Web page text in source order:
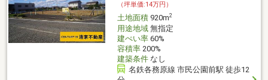
（坪単価:14万円）
土地面積920m2
用途地域無指定
建ぺい率60%
容積率200%
建築条件なし
名鉄各務原線 市民公園前駅 徒歩12